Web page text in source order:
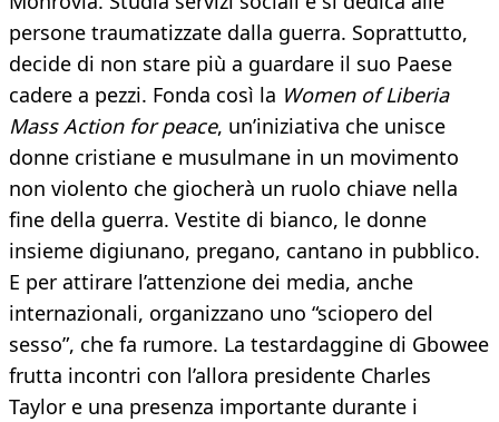
persone traumatizzate dalla guerra. Soprattutto,
decide di non stare più a guardare il suo Paese
cadere a pezzi. Fonda così la Women of Liberia
Mass Action for peace, un’iniziativa che unisce
donne cristiane e musulmane in un movimento
non violento che giocherà un ruolo chiave nella
fine della guerra. Vestite di bianco, le donne
insieme digiunano, pregano, cantano in pubblico.
E per attirare l’attenzione dei media, anche
internazionali, organizzano uno “sciopero del
sesso”, che fa rumore. La testardaggine di Gbowee
frutta incontri con l’allora presidente Charles
Taylor e una presenza importante durante i